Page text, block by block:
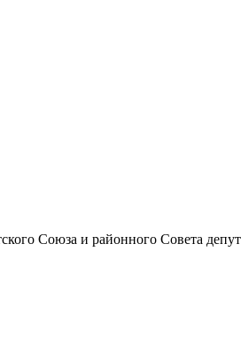
Союза и районного Совета